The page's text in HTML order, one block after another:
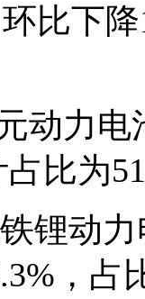
比下
动力
比为
锂动
，占